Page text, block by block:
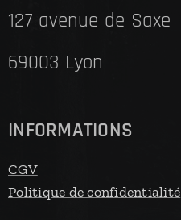
127 avenue de Saxe
69003 Lyon
INFORMATIONS
CGV
Politique de confidentialité